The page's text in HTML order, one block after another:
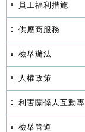
員工福利措施
供應商服務
檢舉辦法
人權政策
利害關係人互動
檢舉管道